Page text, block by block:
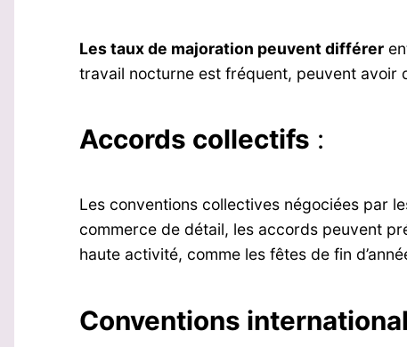
Les taux de majoration peuvent différer
travail nocturne est fréquent, peuvent avoir
Accords collectifs :
Les conventions collectives négociées par
commerce de détail, les accords peuvent
haute activité, comme les fêtes de fin
Conventions